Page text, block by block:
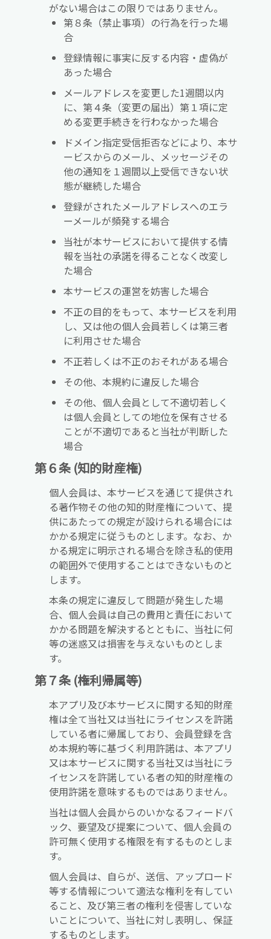
がない場合はこの限りではありません。
第８条（禁止事項）の行為を行った場
合
登録情報に事実に反する内容・虚偽が
あった場合
メールアドレスを変更した1週間以内
に、第４条（変更の届出）第１項に定
める変更手続きを行わなかった場合
ドメイン指定受信拒否などにより、本サ
ービスからのメール、メッセージその
他の通知を１週間以上受信できない状
態が継続した場合
登録がされたメールアドレスへのエラ
ーメールが頻発する場合
当社が本サービスにおいて提供する情
報を当社の承諾を得ることなく改変し
た場合
本サービスの運営を妨害した場合
不正の目的をもって、本サービスを利用
し、又は他の個人会員若しくは第三者
に利用させた場合
不正若しくは不正のおそれがある場合
その他、本規約に違反した場合
その他、個人会員として不適切若しく
は個人会員としての地位を保有させる
ことが不適切であると当社が判断した
場合
第６条 (知的財産権)
個人会員は、本サービスを通じて提供され
る著作物その他の知的財産権について、提
供にあたっての規定が設けられる場合には
かかる規定に従うものとします。なお、か
かる規定に明示される場合を除き私的使用
の範囲外で使用することはできないものと
します。
本条の規定に違反して問題が発生した場
合、個人会員は自己の費用と責任において
かかる問題を解決するとともに、当社に何
等の迷惑又は損害を与えないものとしま
す。
第７条 (権利帰属等)
本アプリ及び本サービスに関する知的財産
権は全て当社又は当社にライセンスを許諾
している者に帰属しており、会員登録を含
め本規約等に基づく利用許諾は、本アプリ
又は本サービスに関する当社又は当社にラ
イセンスを許諾している者の知的財産権の
使用許諾を意味するものではありません。
当社は個人会員からのいかなるフィードバ
ック、要望及び提案について、個人会員の
許可無く使用する権限を有するものとしま
す。
個人会員は、自らが、送信、アップロード
等する情報について適法な権利を有してい
ること、及び第三者の権利を侵害していな
いことについて、当社に対し表明し、保証
するものとします。